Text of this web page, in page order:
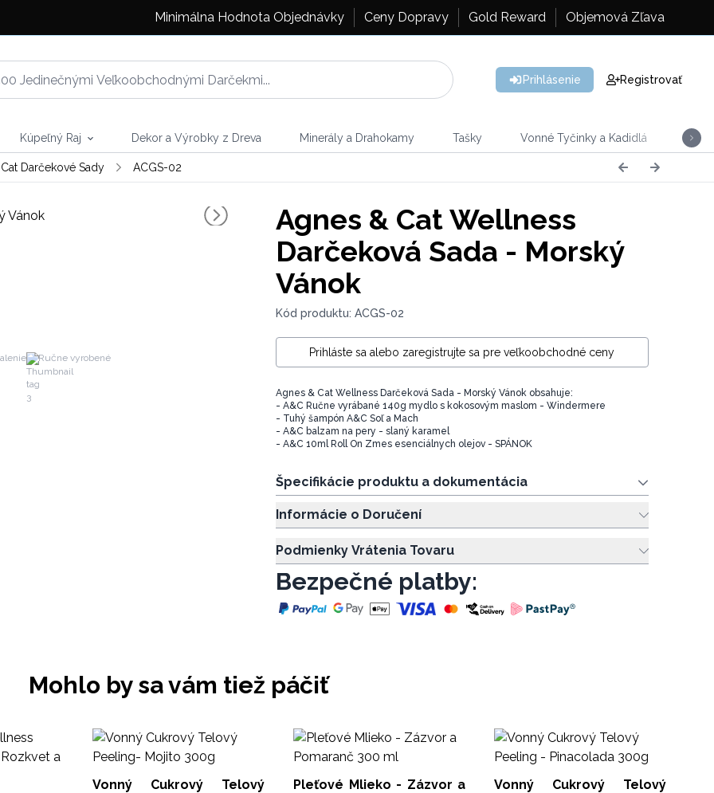
Minimálna Hodnota Objednávky Ceny Dopravy Gold Reward Objemová Zľava
Prihlásenie Registrovať
Kúpeľný Raj Dekor a Výrobky z Dreva Minerály a Drahokamy Tašky Vonné Tyčinky a Kadidlá
Darčekové Sady ACGS-02
Ručne vyrobené
Agnes & Cat Wellness
Darčeková Sada - Morský
Vánok
Kód produktu: ACGS-02
Prihláste sa alebo zaregistrujte sa pre veľkoobchodné ceny
Agnes & Cat Wellness Darčeková Sada - Morský Vánok obsahuje:
- A&C Ručne vyrábané 140g mydlo s kokosovým maslom - Windermere
- Tuhý šampón A&C Soľ a Mach
- A&C balzam na pery - slaný karamel
- A&C 10ml Roll On Zmes esenciálnych olejov - SPÁNOK
Špecifikácie produktu a dokumentácia
Informácie o Doručení
Podmienky Vrátenia Tovaru
Bezpečné platby:
Mohlo by sa vám tiež páčiť
Vonný Cukrový Telový
Pleťové Mlieko - Zázvor a
Vonný Cukrový Telový